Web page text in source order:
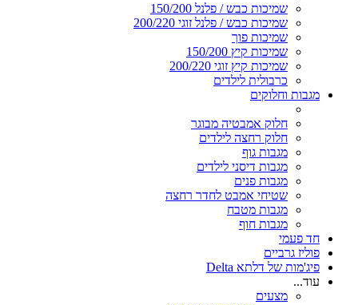
שמיכות כבש / פלנל 150/200
שמיכות כבש / פלנל זוגי 200/220
שמיכות פוך
שמיכות קיץ 150/200
שמיכות קיץ זוגי 200/220
כרבולית לילדים
מגבות וחלוקים
חלוק אמבטיה מבוגר
חלוק רחצה לילדים
מגבות גוף
מגבות דיסני לילדים
מגבות פנים
שטיחי אמבט לחדר רחצה
מגבות מטבח
מגבות חוף
חד פעמי
פוליז גרביים
פיג'מות של דלתא Delta
עוד...
מצעים